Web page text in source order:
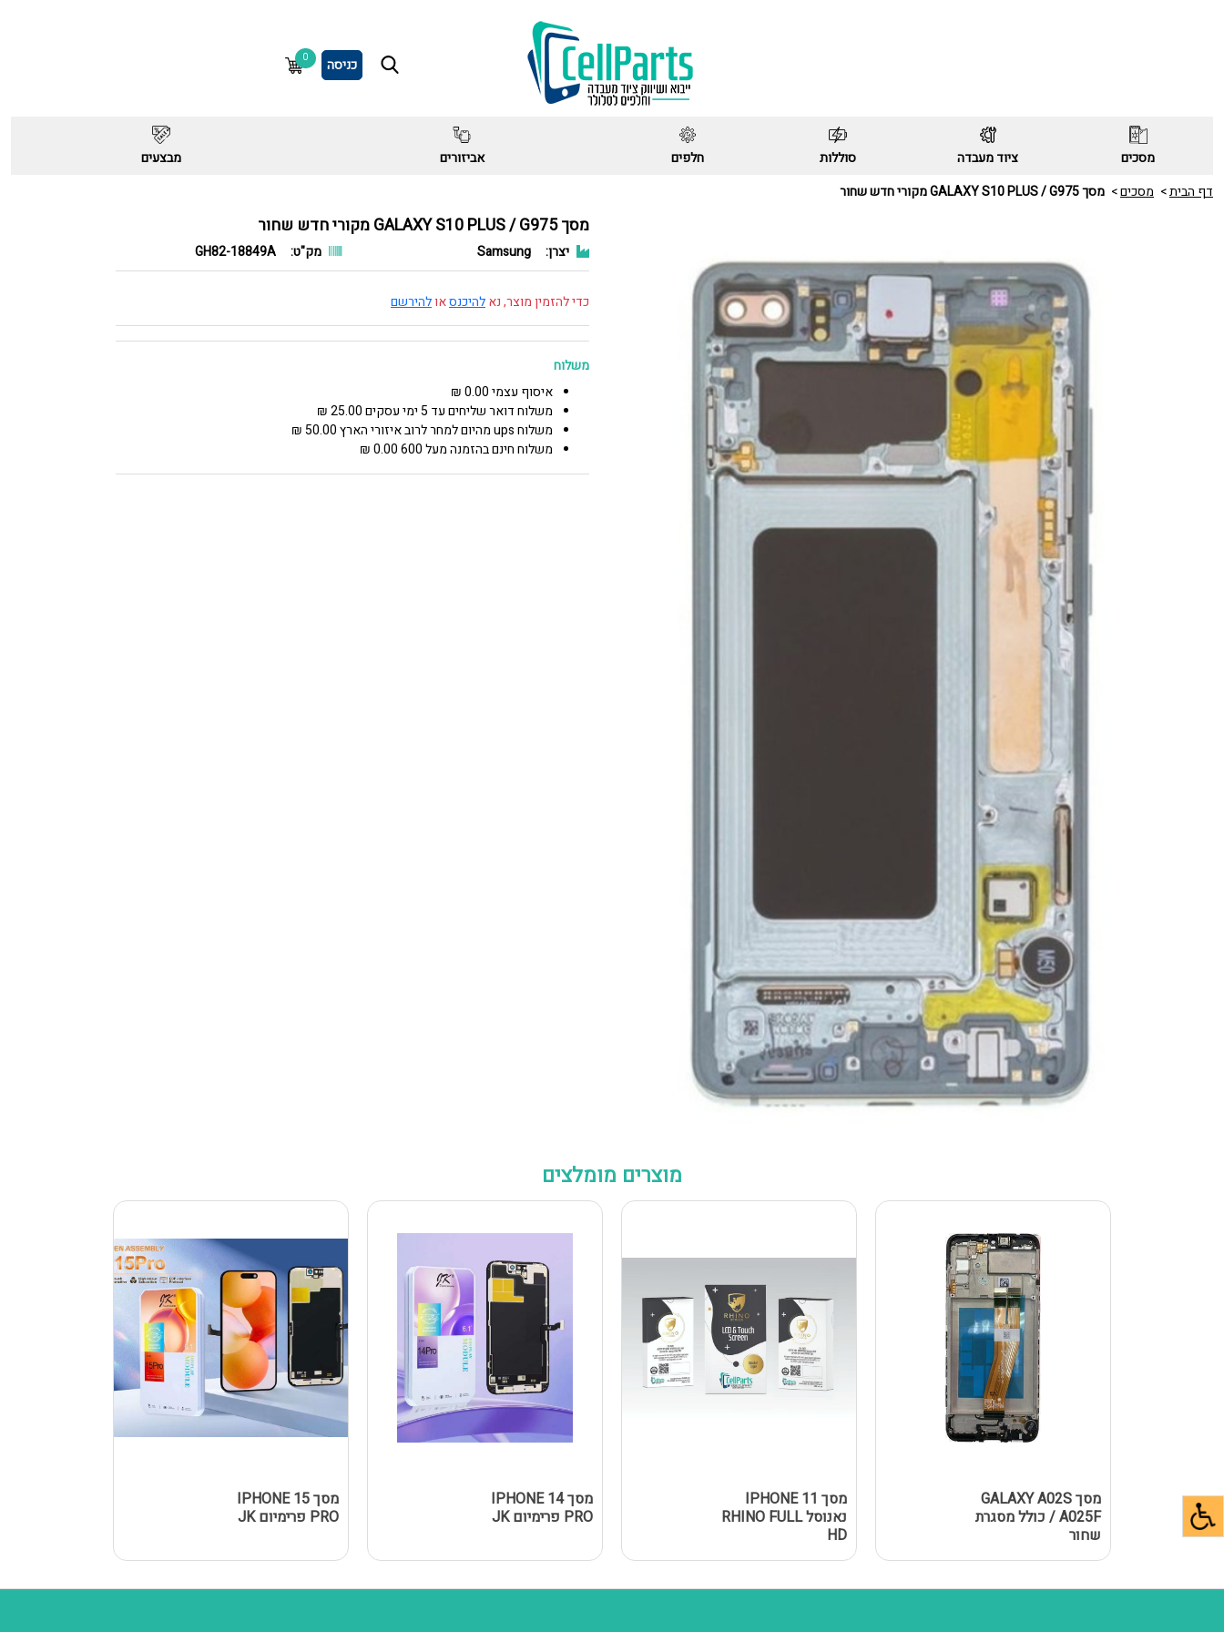
כניסה 0
מסכים ציוד מעבדה סוללות חלפים אביזורים
מבצעים
דף הבית
מסכים מסך GALAXY S10 PLUS / G975 מקורי חדש שחור
מסך GALAXY S10 PLUS / G975 מקורי חדש שחור
יצרן: Samsung מק"ט: GH82-18849A
כדי להזמין מוצר, נאלהיכנסאולהירשם
משלוח
איסוף עצמי 0.00 ₪
משלוח דואר שליחים עד 5 ימי עסקים 25.00 ₪
משלוח ups מהיום למחר לרוב איזורי הארץ 50.00 ₪
משלוח חינם בהזמנה מעל 600 0.00 ₪
מוצרים מומלצים
מסך GALAXY A02S
/ A025F כולל מסגרת
שחור
מסך IPHONE 11
נאנוסל RHINO FULL
HD
מסך IPHONE 14
PRO פרימיום JK
מסך IPHONE 15
PRO פרימיום JK